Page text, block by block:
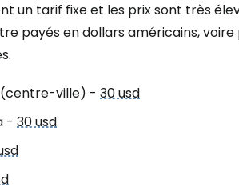
un tarif fixe et les prix sont très
payés en dollars américains,
ville) - 30 usd
- 30 usd